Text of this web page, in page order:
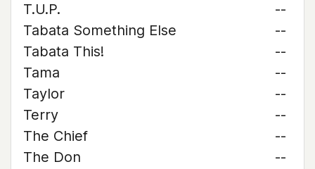
T.U.P.
--
Tabata Something Else
--
Tabata This!
--
Tama
--
Taylor
--
Terry
--
The Chief
--
The Don
--